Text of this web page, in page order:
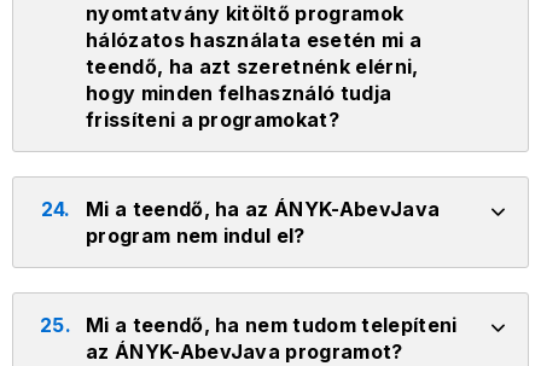
nyomtatvány kitöltő programok
hálózatos használata esetén mi a
teendő, ha azt szeretnénk elérni,
hogy minden felhasználó tudja
frissíteni a programokat?
24.
Mi a teendő, ha az ÁNYK-AbevJava
program nem indul el?
25.
Mi a teendő, ha nem tudom telepíteni
az ÁNYK-AbevJava programot?